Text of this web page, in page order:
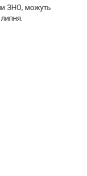
ЗНО, можуть